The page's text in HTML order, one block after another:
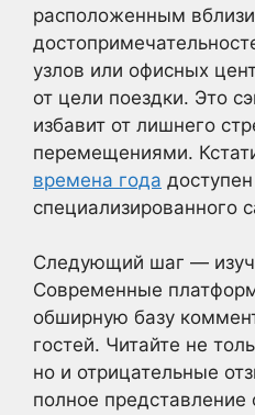
расположенным
узлов или офисных
от цели поездки. Это
избавит от лишнего
перемещениями.
времена года
специализированного
Следующий шаг —
Современные
обширную базу
гостей. Читайте не
но и отрицательные
полное